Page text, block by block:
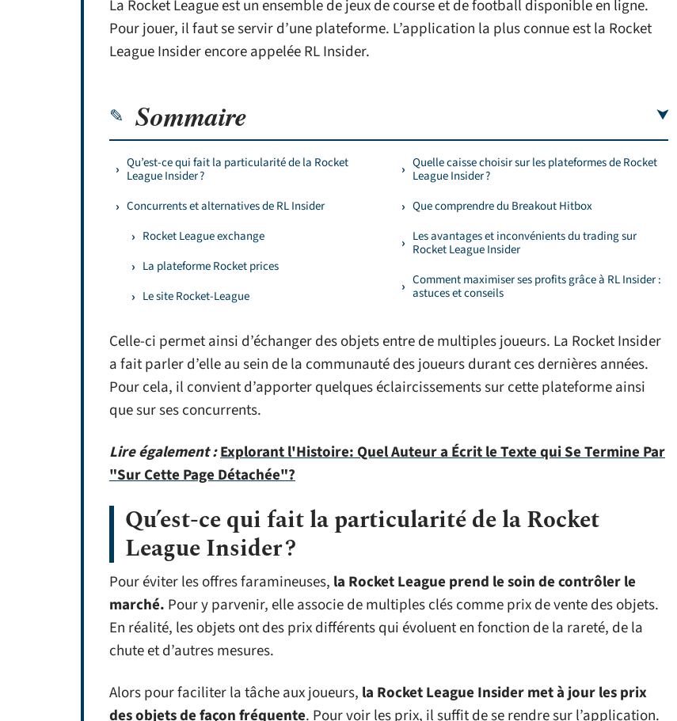
La Rocket League est un ensemble de jeux de course et de football disponible en ligne.
Pour jouer, il faut se servir d’une plateforme. L’application la plus connue est la Rocket
League Insider encore appelée RL Insider.
Sommaire
Qu’est-ce qui fait la particularité de la Rocket
League Insider ?
Concurrents et alternatives de RL Insider
Rocket League exchange
La plateforme Rocket prices
Le site Rocket-League
Quelle caisse choisir sur les plateformes de Rocket
League Insider ?
Que comprendre du Breakout Hitbox
Les avantages et inconvénients du trading sur
Rocket League Insider
Comment maximiser ses profits grâce à RL Insider :
astuces et conseils
Celle-ci permet ainsi d’échanger des objets entre de multiples joueurs. La Rocket Insider
a fait parler d’elle au sein de la communauté des joueurs durant ces dernières années.
Pour cela, il convient d’apporter quelques éclaircissements sur cette plateforme ainsi
que sur ses concurrents.
Lire également :Explorant l'Histoire: Quel Auteur a Écrit le Texte qui Se Termine Par
"Sur Cette Page Détachée"?
Qu’est-ce qui fait la particularité de la Rocket
League Insider ?
Pour éviter les offres faramineuses, la Rocket League prend le soin de contrôler le
marché. Pour y parvenir, elle associe de multiples clés comme prix de vente des objets.
En réalité, les objets ont des prix différents qui évoluent en fonction de la rareté, de la
chute et d’autres mesures.
Alors pour faciliter la tâche aux joueurs, la Rocket League Insider met à jour les prix
des objets de façon fréquente. Pour voir les prix, il suffit de se rendre sur l’application.